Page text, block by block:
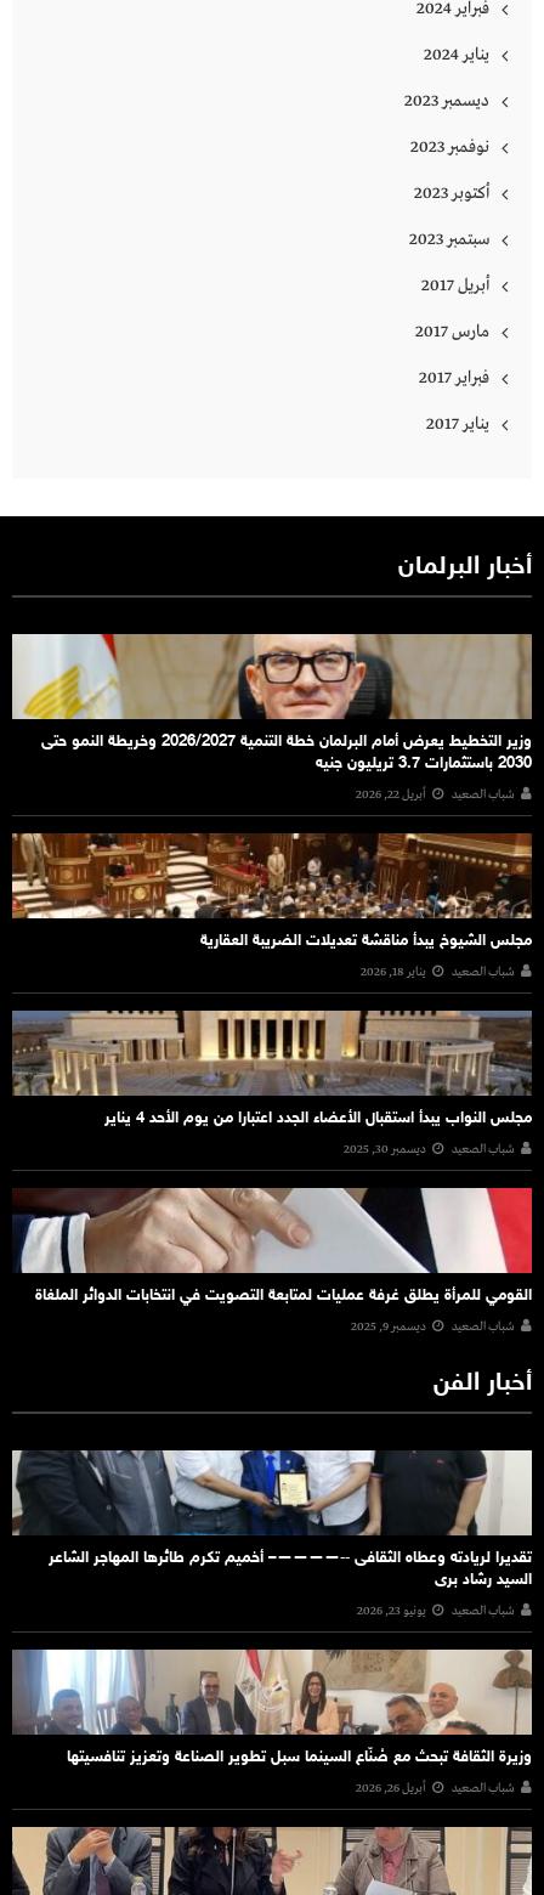
فبراير 2024
يناير 2024
ديسمبر 2023
نوفمبر 2023
أكتوبر 2023
سبتمبر 2023
أبريل 2017
مارس 2017
فبراير 2017
يناير 2017
أخبار البرلمان
وزير التخطيط يعرض أمام البرلمان خطة التنمية 2026/2027 وخريطة النمو حتى
2030 باستثمارات 3.7 تريليون جنيه
شباب الصعيد أبريل 22, 2026
مجلس الشيوخ يبدأ مناقشة تعديلات الضريبة العقارية
شباب الصعيد يناير 18, 2026
مجلس النواب يبدأ استقبال الأعضاء الجدد اعتبارا من يوم الأحد 4 يناير
شباب الصعيد ديسمبر 30, 2025
القومي للمرأة يطلق غرفة عمليات لمتابعة التصويت في انتخابات الدوائر الملغاة
شباب الصعيد ديسمبر 9, 2025
أخبار الفن
تقديرا لريادته وعطاه الثقافى ‐‐————– أخميم تكرم طائرها المهاجر الشاعر
السيد رشاد برى
شباب الصعيد يونيو 23, 2026
وزيرة الثقافة تبحث مع صُنّاع السينما سبل تطوير الصناعة وتعزيز تنافسيتها
شباب الصعيد أبريل 26, 2026